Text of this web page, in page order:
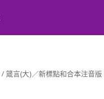
/ 箴言(大)／新標點和合本注音版